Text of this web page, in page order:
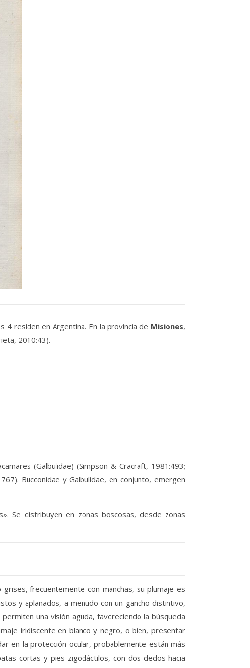
4 residen en Argentina. En la provincia de Misiones,
2010:43).
(Galbulidae) (Simpson & Cracraft, 1981:493;
Bucconidae y Galbulidae, en conjunto, emergen
Se distribuyen en zonas boscosas, desde zonas
frecuentemente con manchas, su plumaje es
y aplanados, a menudo con un gancho distintivo,
una visión aguda, favoreciendo la búsqueda
iridiscente en blanco y negro, o bien, presentar
en la protección ocular, probablemente están más
cortas y pies zigodáctilos, con dos dedos hacia